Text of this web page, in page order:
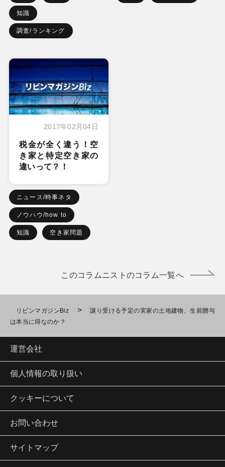
知識
調査/ランキング
2017年02月04日
税金が全く違う！空
き家と特定空き家の
違いって？！
ニュース/時事ネタ
ノウハウ/how to
知識 空き家問題
このコラムニストのコラム一覧へ
リビンマガジンBiz >
譲り受ける予定の実家の土地建物、生前贈与
は本当に得なのか？
運営会社
個人情報の取り扱い
クッキーについて
お問い合わせ
サイトマップ